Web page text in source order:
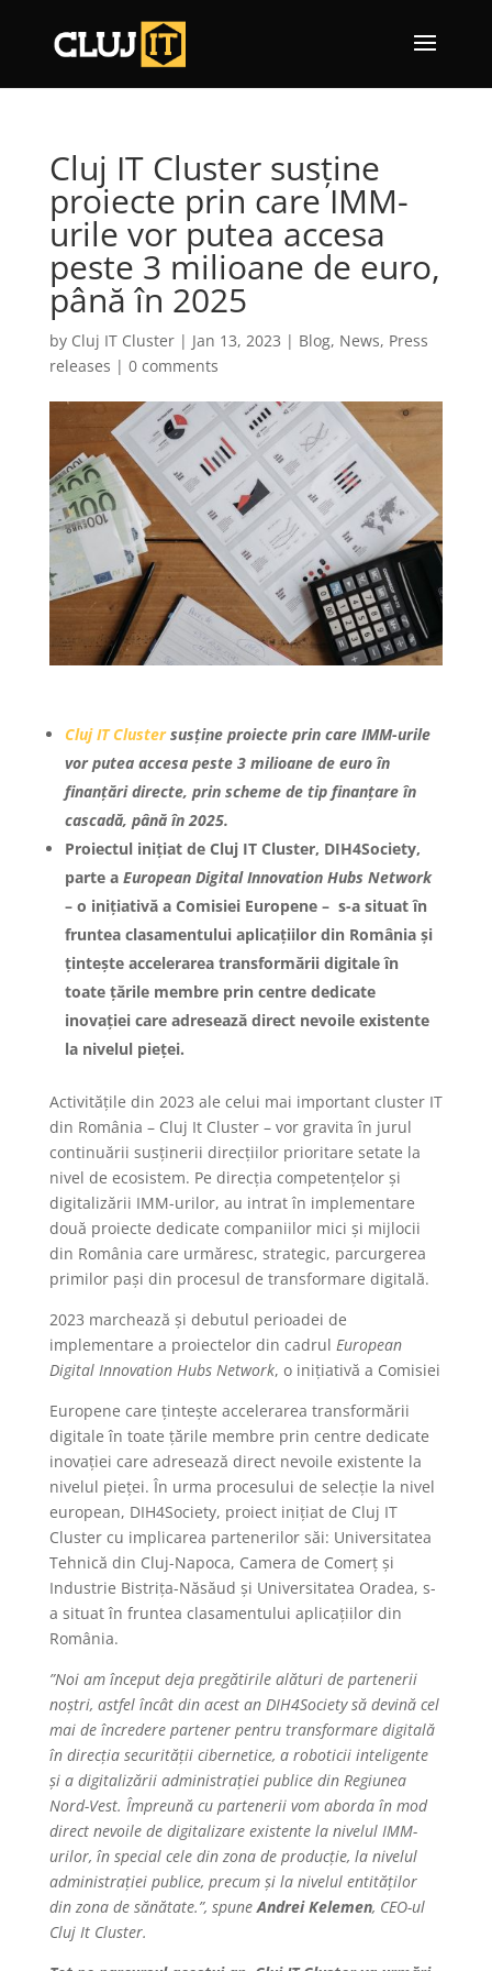
Cluj IT Cluster susține
proiecte prin care IMM-
urile vor putea accesa
peste 3 milioane de euro,
până în 2025
by Cluj IT Cluster| Jan 13, 2023 | Blog, News, Press
releases | 0 comments
Cluj IT Clustersusține proiecte prin care IMM-urile
vor putea accesa peste 3 milioane de euro în
finanțări directe, prin scheme de tip finanțare în
cascadă, până în 2025.
Proiectul inițiat de Cluj IT Cluster, DIH4Society,
parte a European Digital Innovation Hubs Network
– o inițiativă a Comisiei Europene – s-a situat în
fruntea clasamentului aplicațiilor din România și
țintește accelerarea transformării digitale în
toate țările membre prin centre dedicate
inovației care adresează direct nevoile existente
la nivelul pieței.
Activitățile din 2023 ale celui mai important cluster IT
din România – Cluj It Cluster – vor gravita în jurul
continuării susținerii direcțiilor prioritare setate la
nivel de ecosistem. Pe direcția competențelor și
digitalizării IMM-urilor, au intrat în implementare
două proiecte dedicate companiilor mici și mijlocii
din România care urmăresc, strategic, parcurgerea
primilor pași din procesul de transformare digitală.
2023 marchează și debutul perioadei de
implementare a proiectelor din cadrul European
Digital Innovation Hubs Network, o inițiativă a Comisiei
Europene care țintește accelerarea transformării
digitale în toate țările membre prin centre dedicate
inovației care adresează direct nevoile existente la
nivelul pieței. În urma procesului de selecție la nivel
european, DIH4Society, proiect inițiat de Cluj IT
Cluster cu implicarea partenerilor săi: Universitatea
Tehnică din Cluj-Napoca, Camera de Comerț și
Industrie Bistrița-Năsăud și Universitatea Oradea, s-
a situat în fruntea clasamentului aplicațiilor din
România.
”Noi am început deja pregătirile alături de partenerii
noștri, astfel încât din acest an DIH4Society să devină cel
mai de încredere partener pentru transformare digitală
în direcția securității cibernetice, a roboticii inteligente
și a digitalizării administrației publice din Regiunea
Nord-Vest. Împreună cu partenerii vom aborda în mod
direct nevoile de digitalizare existente la nivelul IMM-
urilor, în special cele din zona de producție, la nivelul
administrației publice, precum și la nivelul entităților
din zona de sănătate.”, spune Andrei Kelemen, CEO-ul
Cluj It Cluster.